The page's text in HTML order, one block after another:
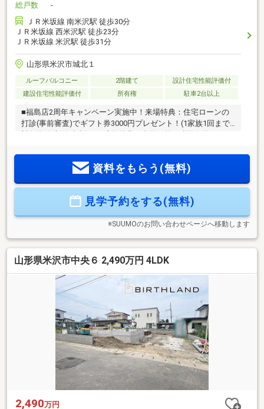
総戸数
-
ＪＲ米坂線 南米沢駅 徒歩30分
ＪＲ米坂線 西米沢駅 徒歩23分
ＪＲ米坂線 米沢駅 徒歩31分
山形県米沢市城北１
ルーフバルコニー 2階建て
設計住宅性能評価付
建設住宅性能評価付
所有権 駐車2台以上
■福島店2周年キャンペーン実施中！来場特典：住宅ローンの
打診(事前審査)でギフト券3000円プレゼント！(1家族1回まで)
合、消費税が約200万円として計算すると2800万円×3%×10%
で84000円となります。■制震装置「SAFE365」■制震装置メー
を挟む2枚のプレートの動きに合わせて変形し地震の揺れを吸
資料をもらう(無料)
見学予約をする(無料)
※SUUMOのお問い合わせページへ移動します
山形県米沢市中央６ 2,490万円 4LDK
2,490万円